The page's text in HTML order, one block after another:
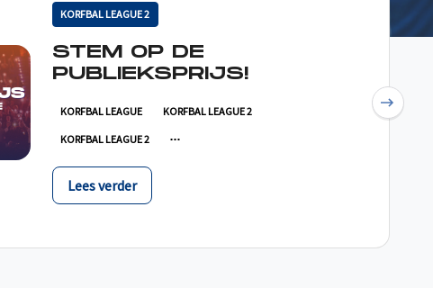
KORFBAL LEAGUE 2
STEM OP DE
PUBLIEKSPRIJS!
KORFBAL LEAGUE KORFBAL LEAGUE 2
KORFBAL LEAGUE 2
Lees verder
Next